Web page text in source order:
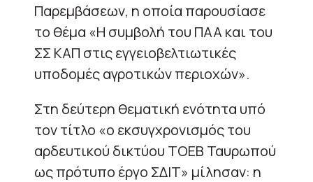
Παρεμβάσεων, η οποία παρουσίασε
το θέμα «Η συμβολή του ΠΑΑ και του
ΣΣ ΚΑΠ στις εγγειοβελτιωτικές
υποδομές αγροτικών περιοχών».
Στη δεύτερη θεματική ενότητα υπό
τον τίτλο «ο εκσυγχρονισμός του
αρδευτικού δικτύου ΤΟΕΒ Ταυρωπού
ως πρότυπο έργο ΣΔΙΤ» μίλησαν: η